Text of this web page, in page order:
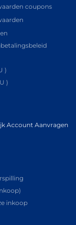
coupons
)
)
Account Aanvragen
inkoop